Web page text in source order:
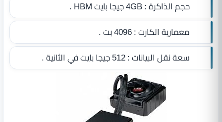
حجم الذاكرة :4GB جيجا بايت HBM
.
معمارية الكارت :4096 بت .
سعة نقل البيانات :512 جيجا بايت في الثانية .